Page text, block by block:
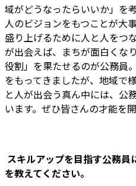
域がどうなったらいいか」を
人のビジョンをもつことが大
盛り上げるために人と人をつ
が出会えば、まちが面白くな
役割」を果たせるのが公務員
をもってきましたが、地域で
と人が出会う真ん中には、公
います。ぜひ皆さんの才能を
―― スキルアップを目指す公務
を教えてください。